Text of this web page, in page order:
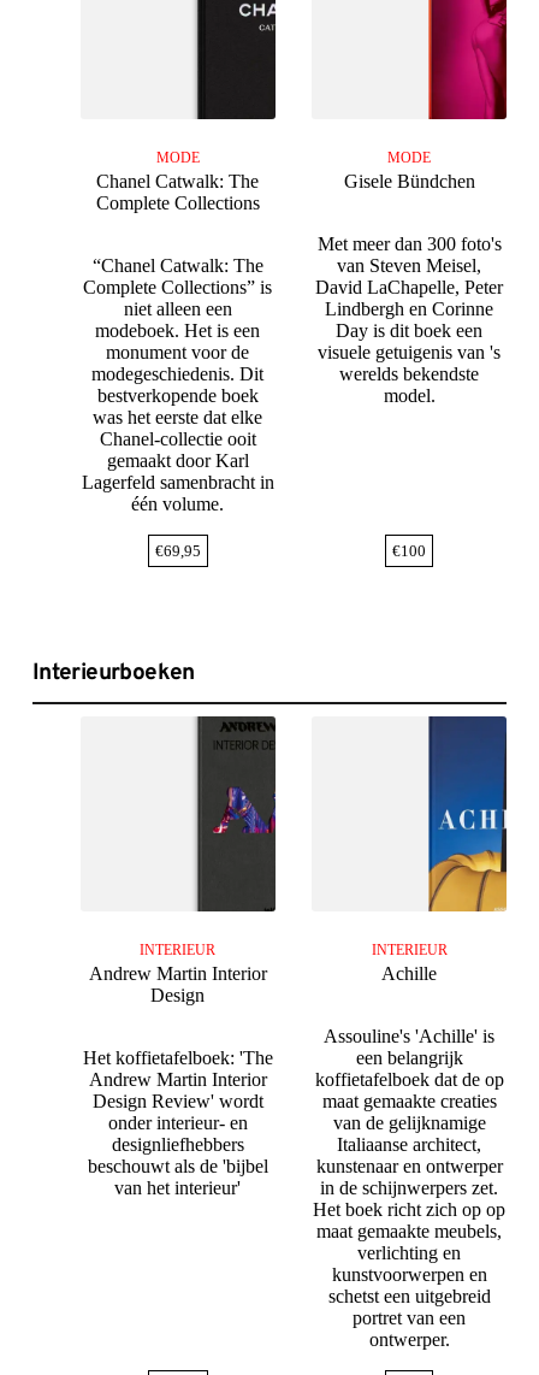
MODE
Chanel Catwalk: The
Complete Collections
“Chanel Catwalk: The
Complete Collections” is
niet alleen een
modeboek. Het is een
monument voor de
modegeschiedenis. Dit
bestverkopende boek
was het eerste dat elke
Chanel-collectie ooit
gemaakt door Karl
Lagerfeld samenbracht in
één volume.
€69,95
MODE
Gisele Bündchen
Met meer dan 300 foto's
van Steven Meisel,
David LaChapelle, Peter
Lindbergh en Corinne
Day is dit boek een
visuele getuigenis van 's
werelds bekendste
model.
€100
Interieurboeken
INTERIEUR
Andrew Martin Interior
Design
Het koffietafelboek: 'The
Andrew Martin Interior
Design Review' wordt
onder interieur- en
designliefhebbers
beschouwt als de 'bijbel
van het interieur'
INTERIEUR
Achille
Assouline's 'Achille' is
een belangrijk
koffietafelboek dat de op
maat gemaakte creaties
van de gelijknamige
Italiaanse architect,
kunstenaar en ontwerper
in de schijnwerpers zet.
Het boek richt zich op op
maat gemaakte meubels,
verlichting en
kunstvoorwerpen en
schetst een uitgebreid
portret van een
ontwerper.